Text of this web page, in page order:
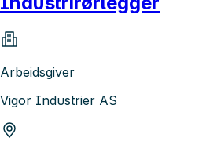
Arbeidsgiver
Vigor Industrier AS